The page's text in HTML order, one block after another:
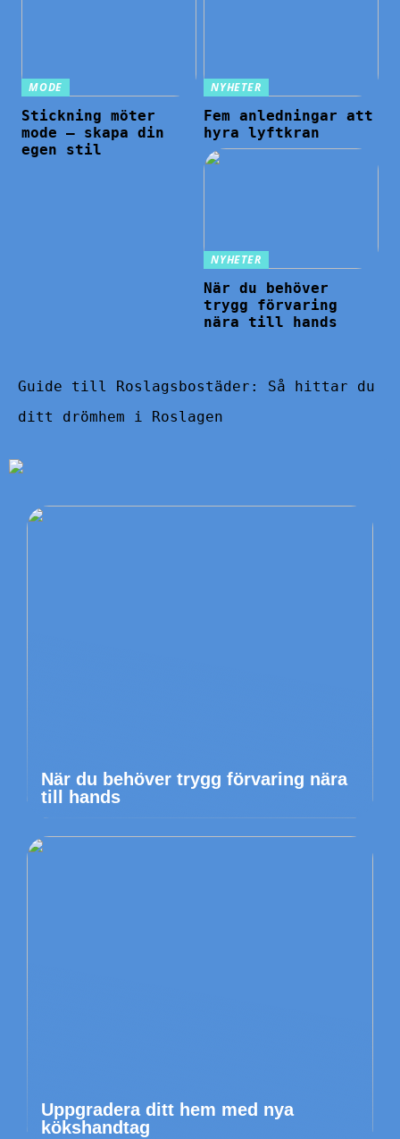
MODE
Stickning möter
mode – skapa din
egen stil
NYHETER
Fem anledningar att
hyra lyftkran
NYHETER
När du behöver
trygg förvaring
nära till hands
Guide till Roslagsbostäder: Så hittar du
ditt drömhem i Roslagen
När du behöver trygg förvaring nära
till hands
Uppgradera ditt hem med nya
kökshandtag